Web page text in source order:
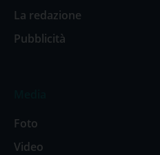
La redazione
Pubblicità
Foto
Video